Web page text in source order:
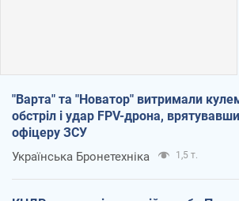
"Варта" та "Новатор" витримали
обстріл і удар FPV-дрона,
офіцеру ЗСУ
Українська Бронетехніка 1,5 т.